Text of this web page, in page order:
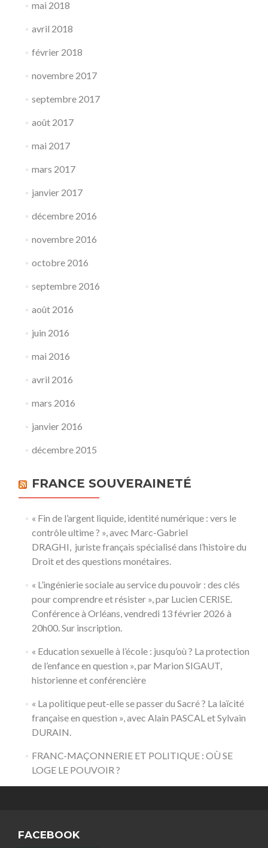
mai 2018
avril 2018
février 2018
novembre 2017
septembre 2017
août 2017
mai 2017
mars 2017
janvier 2017
décembre 2016
novembre 2016
octobre 2016
septembre 2016
août 2016
juin 2016
mai 2016
avril 2016
mars 2016
janvier 2016
décembre 2015
FRANCE SOUVERAINETÉ
« Fin de l’argent liquide, identité numérique : vers le
contrôle ultime ? », avec Marc-Gabriel
DRAGHI, juriste français spécialisé dans l’histoire du
Droit et des questions monétaires.
« L’ingénierie sociale au service du pouvoir : des clés
pour comprendre et résister », par Lucien CERISE.
Conférence à Orléans, vendredi 13 février 2026 à
20h00. Sur inscription.
« Education sexuelle à l’école : jusqu’où ? La protection
de l’enfance en question », par Marion SIGAUT,
historienne et conférencière
« La politique peut-elle se passer du Sacré ? La laïcité
française en question », avec Alain PASCAL et Sylvain
DURAIN.
FRANC-MAÇONNERIE ET POLITIQUE : OÙ SE
LOGE LE POUVOIR ?
FACEBOOK